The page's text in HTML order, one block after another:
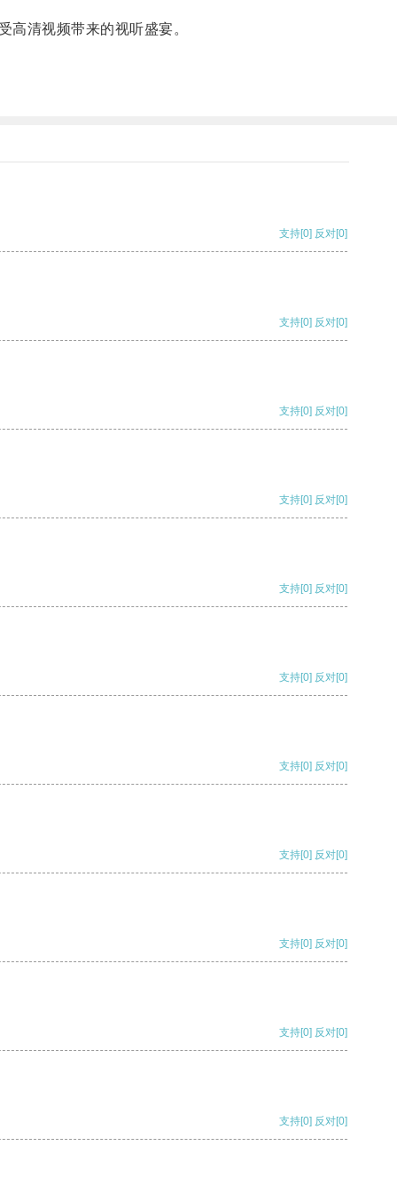
清视频带来的视听盛宴。
支持[0] 反对[0]
支持[0] 反对[0]
支持[0] 反对[0]
支持[0] 反对[0]
支持[0] 反对[0]
支持[0] 反对[0]
支持[0] 反对[0]
支持[0] 反对[0]
支持[0] 反对[0]
支持[0] 反对[0]
支持[0] 反对[0]